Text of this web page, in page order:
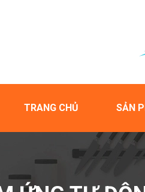
TRANG CHỦ SẢN